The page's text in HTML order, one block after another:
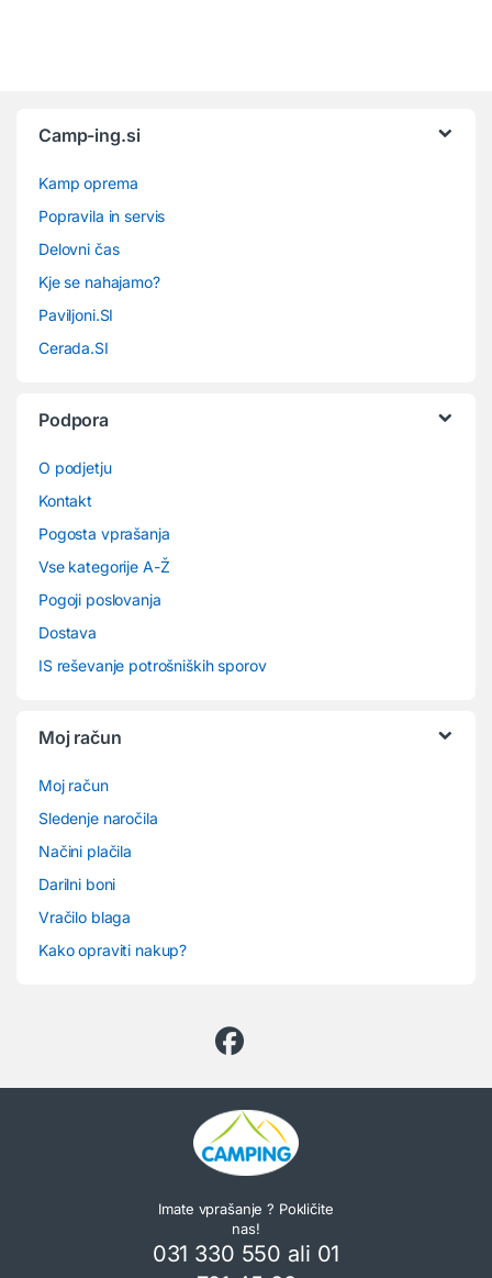
Camp-ing.si
Kamp oprema
Popravila in servis
Delovni čas
Kje se nahajamo?
Paviljoni.SI
Cerada.SI
Podpora
O podjetju
Kontakt
Pogosta vprašanja
Vse kategorije A-Ž
Pogoji poslovanja
Dostava
IS reševanje potrošniških sporov
Moj račun
Moj račun
Sledenje naročila
Načini plačila
Darilni boni
Vračilo blaga
Kako opraviti nakup?
Imate vprašanje ? Pokličite
nas!
031 330 550 ali 01